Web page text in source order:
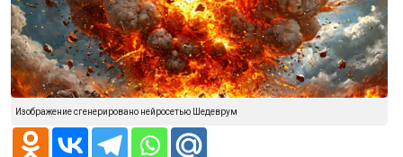
Изображение сгенерировано нейросетью Шедеврум